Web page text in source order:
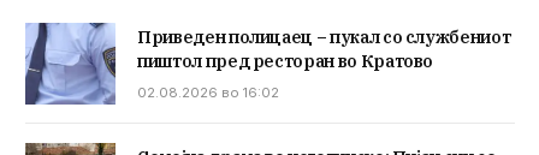
Приведен полицаец – пукал со службениот
пиштол пред ресторан во Кратово
02.08.2026 во 16:02